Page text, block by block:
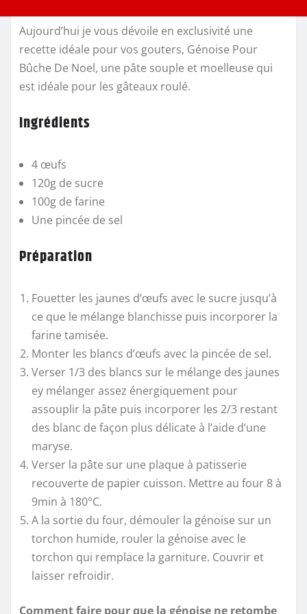
Aujourd’hui je vous dévoile en exclusivité une
recette idéale pour vos gouters, Génoise Pour
Bûche De Noel, une pâte souple et moelleuse qui
est idéale pour les gâteaux roulé.
Ingrédients
4 œufs
120g de sucre
100g de farine
Une pincée de sel
Préparation
Fouetter les jaunes d’œufs avec le sucre jusqu’à
ce que le mélange blanchisse puis incorporer la
farine tamisée.
Monter les blancs d’œufs avec la pincée de sel.
Verser 1/3 des blancs sur le mélange des jaunes
ey mélanger assez énergiquement pour
assouplir la pâte puis incorporer les 2/3 restant
des blanc de façon plus délicate à l’aide d’une
maryse.
Verser la pâte sur une plaque à patisserie
recouverte de papier cuisson. Mettre au four 8 à
9min à 180°C.
A la sortie du four, démouler la génoise sur un
torchon humide, rouler la génoise avec le
torchon qui remplace la garniture. Couvrir et
laisser refroidir.
Comment faire pour que la génoise ne retombe